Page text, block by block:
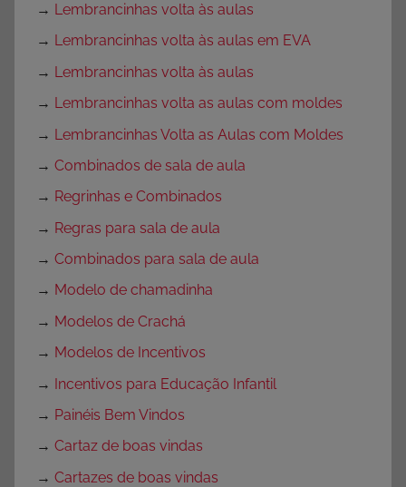
→ Lembrancinhas volta às aulas
→ Lembrancinhas volta às aulas em EVA
→ Lembrancinhas volta às aulas
→ Lembrancinhas volta as aulas com moldes
→ Lembrancinhas Volta as Aulas com Moldes
→ Combinados de sala de aula
→ Regrinhas e Combinados
→ Regras para sala de aula
→ Combinados para sala de aula
→ Modelo de chamadinha
→ Modelos de Crachá
→ Modelos de Incentivos
→ Incentivos para Educação Infantil
→ Painéis Bem Vindos
→ Cartaz de boas vindas
→ Cartazes de boas vindas